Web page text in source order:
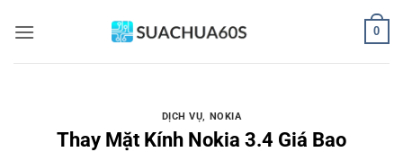
qua
0
DỊCH VỤ, NOKIA
Thay Mặt Kính Nokia 3.4 Giá Bao